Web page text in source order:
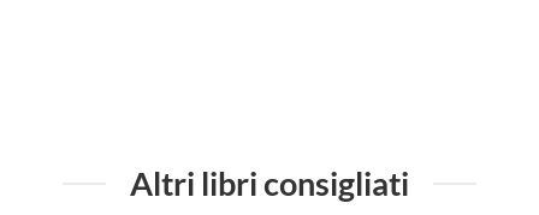
Altri libri consigliati